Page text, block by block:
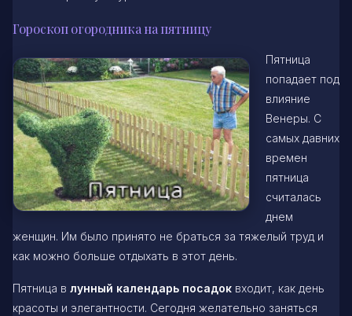
Гороскоп огородника на пятницу
Пятница
попадает под
влияние
Венеры. С
самых давних
времен
пятница
считалась
днем
женщин. Им было принято не браться за тяжелый труд и
как можно больше отдыхать в этот день.
Пятница в лунный календарь посадок входит, как день
красоты и элегантности. Сегодня желательно заняться